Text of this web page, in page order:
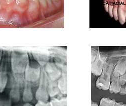
CLÍNICA FACIAL